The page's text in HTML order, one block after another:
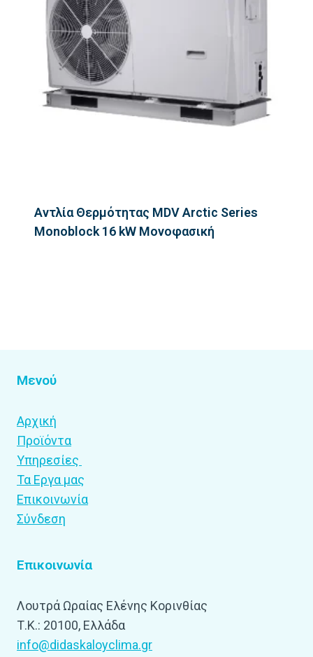
Αντλία Θερμότητας MDV Arctic Series
Monoblock 16 kW Μονοφασική
Μενού
Αρχική
Προϊόντα
Υπηρεσίες
Τα Εργα μας
Επικοινωνία
Σύνδεση
Επικοινωνία
Λουτρά Ωραίας Ελένης Κορινθίας
Τ.Κ.: 20100, Ελλάδα
info@didaskaloyclima.gr